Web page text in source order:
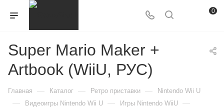
0
Super Mario Maker +
Artbook (WiiU, РУС)
Главная — Каталог — Ретро приставки — Nintendo Wii U
— Видеоигры Nintendo Wii U — Игры Nintendo WiiU —